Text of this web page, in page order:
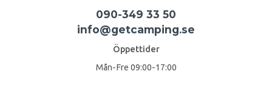
090-349 33 50
info@getcamping.se
Öppettider
Mån-Fre 09:00-17:00